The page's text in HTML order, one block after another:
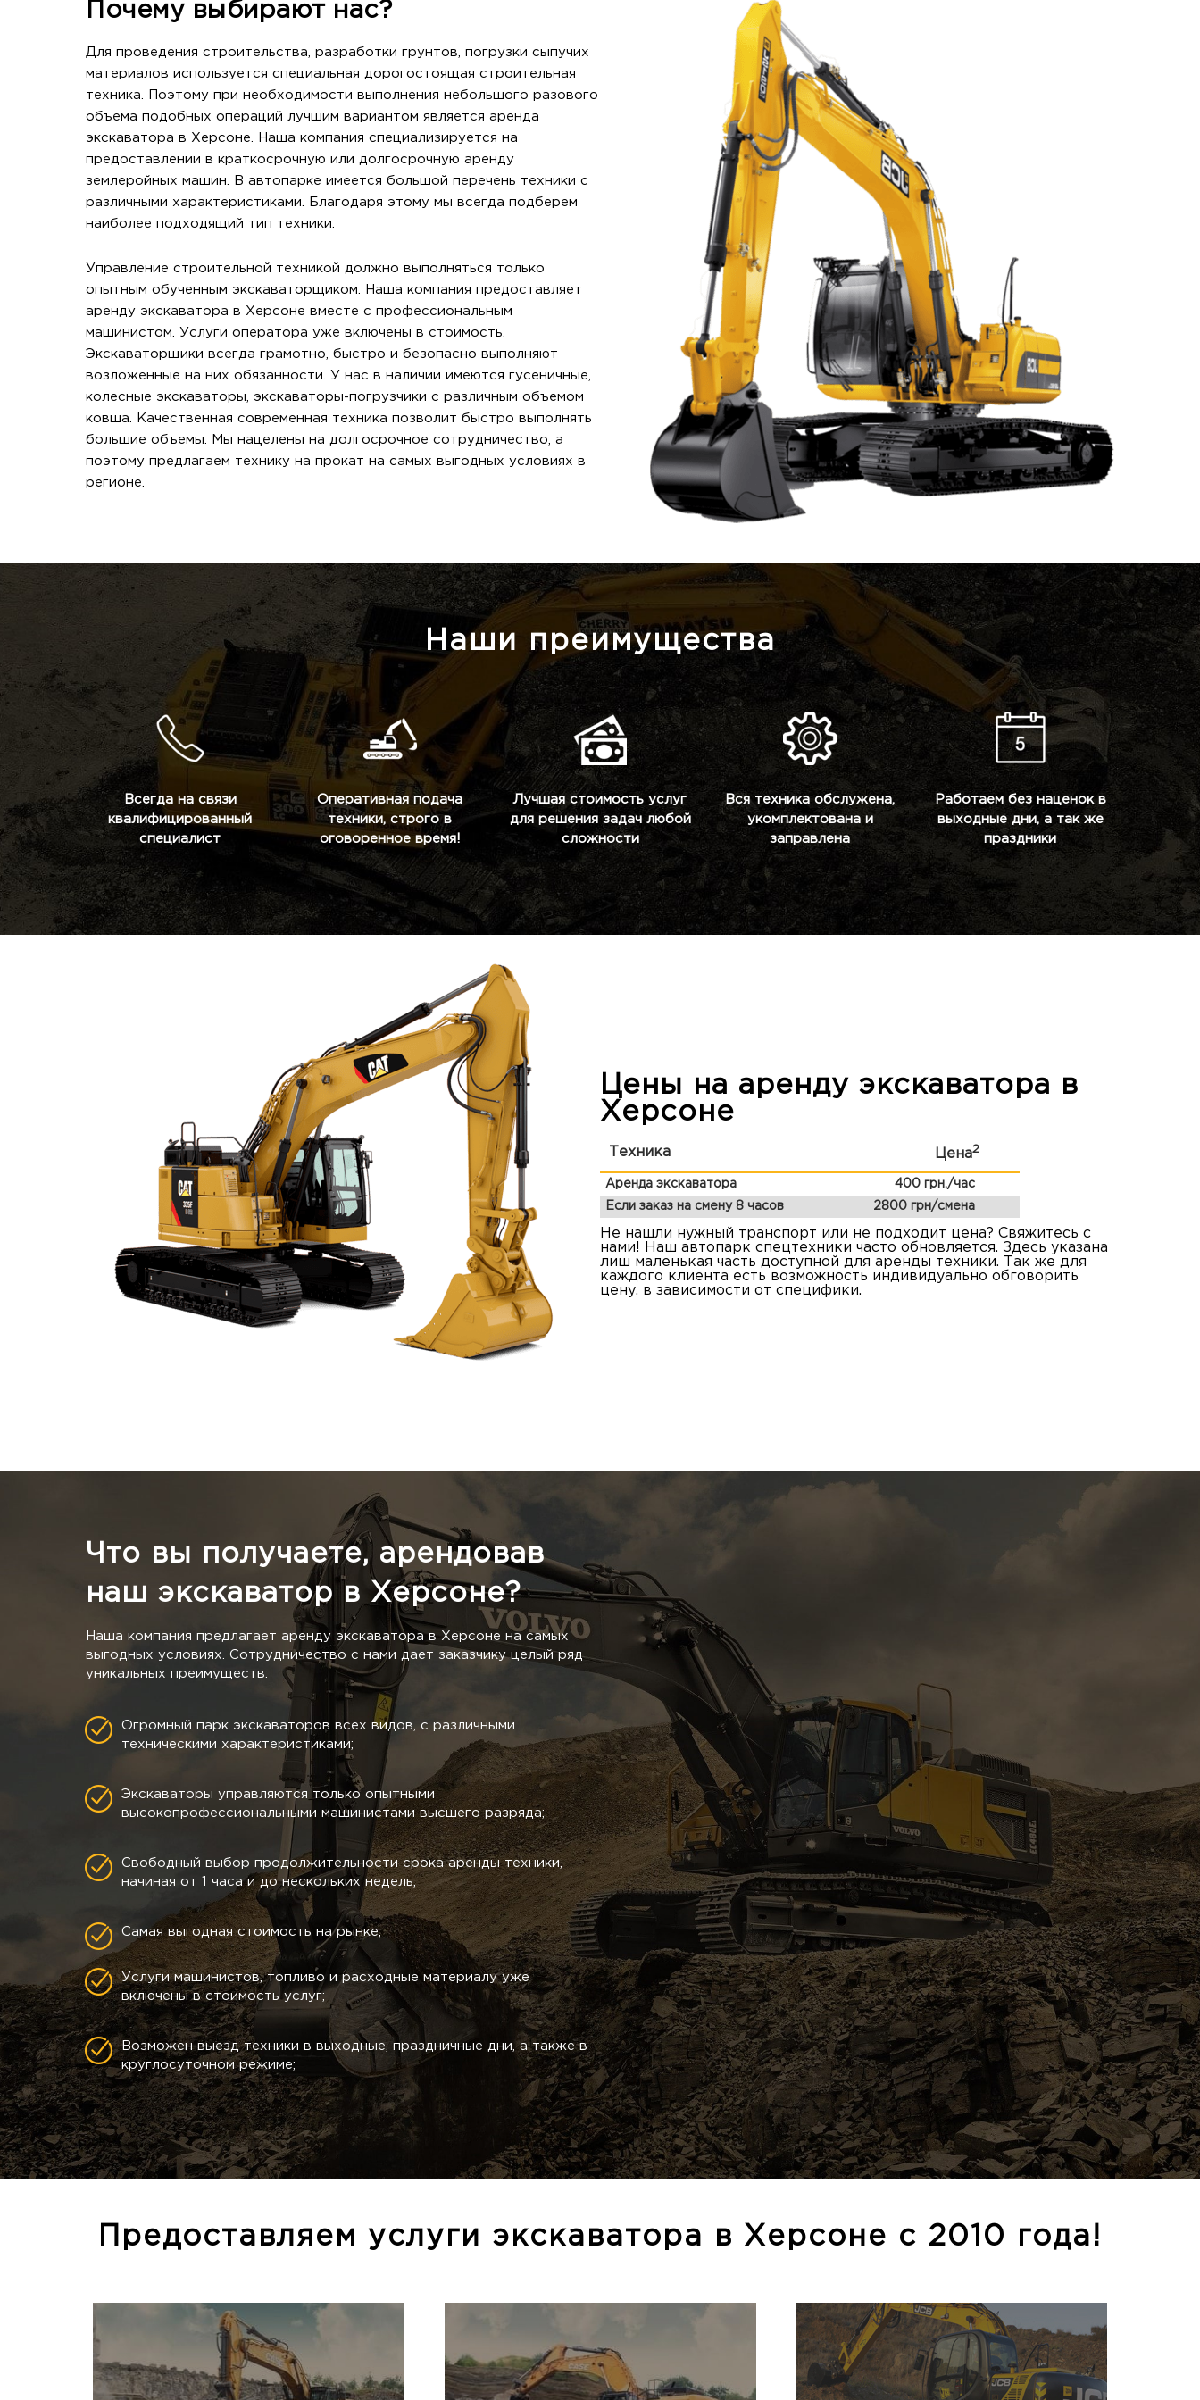
Почему выбирают нас?
Для проведения строительства, разработки грунтов, погрузки сыпучих
материалов используется специальная дорогостоящая строительная
техника. Поэтому при необходимости выполнения небольшого разового
объема подобных операций лучшим вариантом является аренда
экскаватора в Херсоне. Наша компания специализируется на
предоставлении в краткосрочную или долгосрочную аренду
землеройных машин. В автопарке имеется большой перечень техники с
различными характеристиками. Благодаря этому мы всегда подберем
наиболее подходящий тип техники.
Управление строительной техникой должно выполняться только
опытным обученным экскаваторщиком. Наша компания предоставляет
аренду экскаватора в Херсоне вместе с профессиональным
машинистом. Услуги оператора уже включены в стоимость.
Экскаваторщики всегда грамотно, быстро и безопасно выполняют
возложенные на них обязанности. У нас в наличии имеются гусеничные,
колесные экскаваторы, экскаваторы-погрузчики с различным объемом
ковша. Качественная современная техника позволит быстро выполнять
большие объемы. Мы нацелены на долгосрочное сотрудничество, а
поэтому предлагаем технику на прокат на самых выгодных условиях в
регионе.
Наши преимущества
Всегда на связи
квалифицированный
специалист
Оперативная подача
техники, строго в
оговоренное время!
Лучшая стоимость услуг
для решения задач любой
сложности
Вся техника обслужена,
укомплектована и
заправлена
Работаем без наценок в
выходные дни, а так же
праздники
Цены на аренду экскаватора в
Херсоне
Техника Цена2
Аренда экскаватора 400 грн./час
Eсли заказ на смену 8 часов 2800 грн/смена
Не нашли нужный транспорт или не подходит цена? Свяжитесь с
нами! Наш автопарк спецтехники часто обновляется. Здесь указана
лиш маленькая часть доступной для аренды техники. Так же для
каждого клиента есть возможность индивидуально обговорить
цену, в зависимости от специфики.
Что вы получаете, арендовав
наш экскаватор в Херсоне?
Наша компания предлагает аренду экскаватора в Херсоне на самых
выгодных условиях. Сотрудничество с нами дает заказчику целый ряд
уникальных преимуществ:
Огромный парк экскаваторов всех видов, с различными
техническими характеристиками;
Экскаваторы управляются только опытными
высокопрофессиональными машинистами высшего разряда;
Свободный выбор продолжительности срока аренды техники,
начиная от 1 часа и до нескольких недель;
Самая выгодная стоимость на рынке;
Услуги машинистов, топливо и расходные материалу уже
включены в стоимость услуг;
Возможен выезд техники в выходные, праздничные дни, а также в
круглосуточном режиме;
Предоставляем услуги экскаватора в Херсоне с 2010 года!